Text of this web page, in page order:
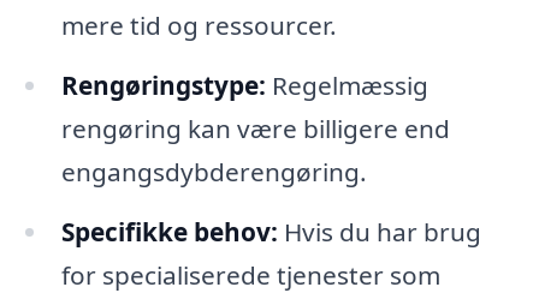
mere tid og ressourcer.
Rengøringstype: Regelmæssig
rengøring kan være billigere end
engangsdybderengøring.
Specifikke behov: Hvis du har brug
for specialiserede tjenester som